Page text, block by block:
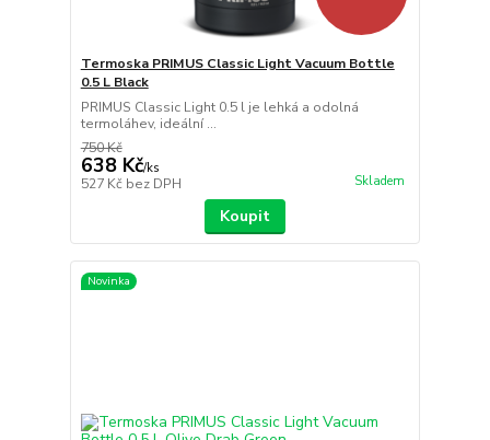
Termoska PRIMUS Classic Light Vacuum Bottle
0.5 L Black
PRIMUS Classic Light 0.5 l je lehká a odolná
termoláhev, ideální ...
750 Kč
638 Kč/ks
527 Kč bez DPH Skladem
Koupit
Novinka